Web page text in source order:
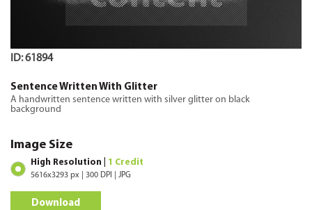
ID: 61894
Sentence Written With Glitter
A handwritten sentence written with silver glitter on black
background
Image Size
High Resolution | 1 Credit
5616x3293 px | 300 DPI | JPG
Download